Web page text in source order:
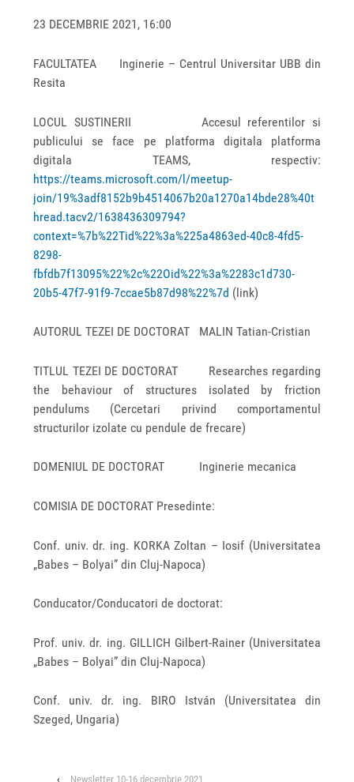
23 DECEMBRIE 2021, 16:00
FACULTATEA Inginerie – Centrul Universitar UBB din
Resita
LOCUL SUSTINERII Accesul referentilor si
publicului se face pe platforma digitala platforma
digitala TEAMS, respectiv:
https://teams.microsoft.com/l/meetup-
join/19%3adf8152b9b4514067b20a1270a14bde28%40t
hread.tacv2/1638436309794?
context=%7b%22Tid%22%3a%225a4863ed-40c8-4fd5-
8298-
fbfdb7f13095%22%2c%22Oid%22%3a%2283c1d730-
20b5-47f7-91f9-7ccae5b87d98%22%7d (link)
AUTORUL TEZEI DE DOCTORAT MALIN Tatian-Cristian
TITLUL TEZEI DE DOCTORAT Researches regarding
the behaviour of structures isolated by friction
pendulums (Cercetari privind comportamentul
structurilor izolate cu pendule de frecare)
DOMENIUL DE DOCTORAT Inginerie mecanica
COMISIA DE DOCTORAT Presedinte:
Conf. univ. dr. ing. KORKA Zoltan – Iosif (Universitatea
„Babes – Bolyai” din Cluj-Napoca)
Conducator/Conducatori de doctorat:
Prof. univ. dr. ing. GILLICH Gilbert-Rainer (Universitatea
„Babes – Bolyai” din Cluj-Napoca)
Conf. univ. dr. ing. BIRO István (Universitatea din
Szeged, Ungaria)
‹ Newsletter 10-16 decembrie 2021